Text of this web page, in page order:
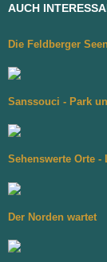
AUCH
Die Feldberger
Sanssouci - Park
Sehenswerte Orte -
Der Norden wartet